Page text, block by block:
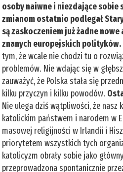
osoby naiwne i niezdające sobie
zmianom ostatnio podlegał
są zaskoczeniem już żadne
znanych europejskich polityków.
tym, że wcale nie chodzi tu o
problemów. Nie wdając się w
zauważyć, że Polska stała się
kilku przyczyn i kilku powodów.
Nie ulega dziś wątpliwości, że nasz
katolickim państwem i narodem w
masowej religijności w Irlandii i
priorytetem wszystkich tych
katolicyzm obrały sobie jako
przeprowadzona spontanicznie